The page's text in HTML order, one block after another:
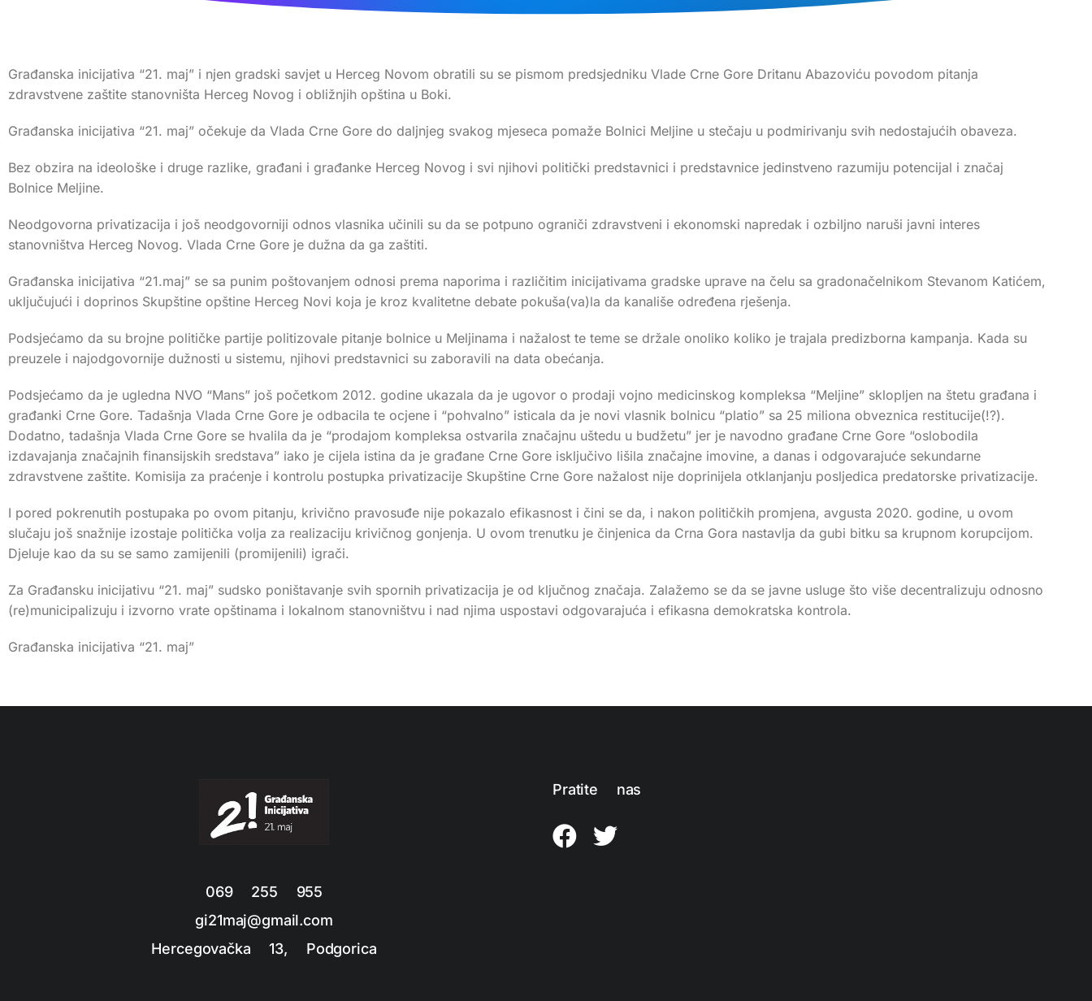
Građanska inicijativa “21. maj” i njen gradski savjet u Herceg Novom obratili su se pismom predsjedniku Vlade Crne Gore Dritanu Abazoviću povodom pitanja
zdravstvene zaštite stanovništa Herceg Novog i obližnjih opština u Boki.
Građanska inicijativa “21. maj” očekuje da Vlada Crne Gore do daljnjeg svakog mjeseca pomaže Bolnici Meljine u stečaju u podmirivanju svih nedostajućih obaveza.
Bez obzira na ideološke i druge razlike, građani i građanke Herceg Novog i svi njihovi politički predstavnici i predstavnice jedinstveno razumiju potencijal i značaj
Bolnice Meljine.
Neodgovorna privatizacija i još neodgovorniji odnos vlasnika učinili su da se potpuno ograniči zdravstveni i ekonomski napredak i ozbiljno naruši javni interes
stanovništva Herceg Novog. Vlada Crne Gore je dužna da ga zaštiti.
Građanska inicijativa “21.maj” se sa punim poštovanjem odnosi prema naporima i različitim inicijativama gradske uprave na čelu sa gradonačelnikom Stevanom Katićem,
uključujući i doprinos Skupštine opštine Herceg Novi koja je kroz kvalitetne debate pokuša(va)la da kanališe određena rješenja.
Podsjećamo da su brojne političke partije politizovale pitanje bolnice u Meljinama i nažalost te teme se držale onoliko koliko je trajala predizborna kampanja. Kada su
preuzele i najodgovornije dužnosti u sistemu, njihovi predstavnici su zaboravili na data obećanja.
Podsjećamo da je ugledna NVO “Mans” još početkom 2012. godine ukazala da je ugovor o prodaji vojno medicinskog kompleksa “Meljine” sklopljen na štetu građana i
građanki Crne Gore. Tadašnja Vlada Crne Gore je odbacila te ocjene i “pohvalno” isticala da je novi vlasnik bolnicu “platio” sa 25 miliona obveznica restitucije(!?).
Dodatno, tadašnja Vlada Crne Gore se hvalila da je “prodajom kompleksa ostvarila značajnu uštedu u budžetu” jer je navodno građane Crne Gore “oslobodila
izdavajanja značajnih finansijskih sredstava” iako je cijela istina da je građane Crne Gore isključivo lišila značajne imovine, a danas i odgovarajuće sekundarne
zdravstvene zaštite. Komisija za praćenje i kontrolu postupka privatizacije Skupštine Crne Gore nažalost nije doprinijela otklanjanju posljedica predatorske privatizacije.
I pored pokrenutih postupaka po ovom pitanju, krivično pravosuđe nije pokazalo efikasnost i čini se da, i nakon političkih promjena, avgusta 2020. godine, u ovom
slučaju još snažnije izostaje politička volja za realizaciju krivičnog gonjenja. U ovom trenutku je činjenica da Crna Gora nastavlja da gubi bitku sa krupnom korupcijom.
Djeluje kao da su se samo zamijenili (promijenili) igrači.
Za Građansku inicijativu “21. maj” sudsko poništavanje svih spornih privatizacija je od ključnog značaja. Zalažemo se da se javne usluge što više decentralizuju odnosno
(re)municipalizuju i izvorno vrate opštinama i lokalnom stanovništvu i nad njima uspostavi odgovarajuća i efikasna demokratska kontrola.
Građanska inicijativa “21. maj”
069 255 955
gi21maj@gmail.com
Hercegovačka 13, Podgorica
Pratite nas